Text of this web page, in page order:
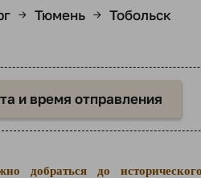
→ Тюмень → Тобольск
и время отправления
добраться до